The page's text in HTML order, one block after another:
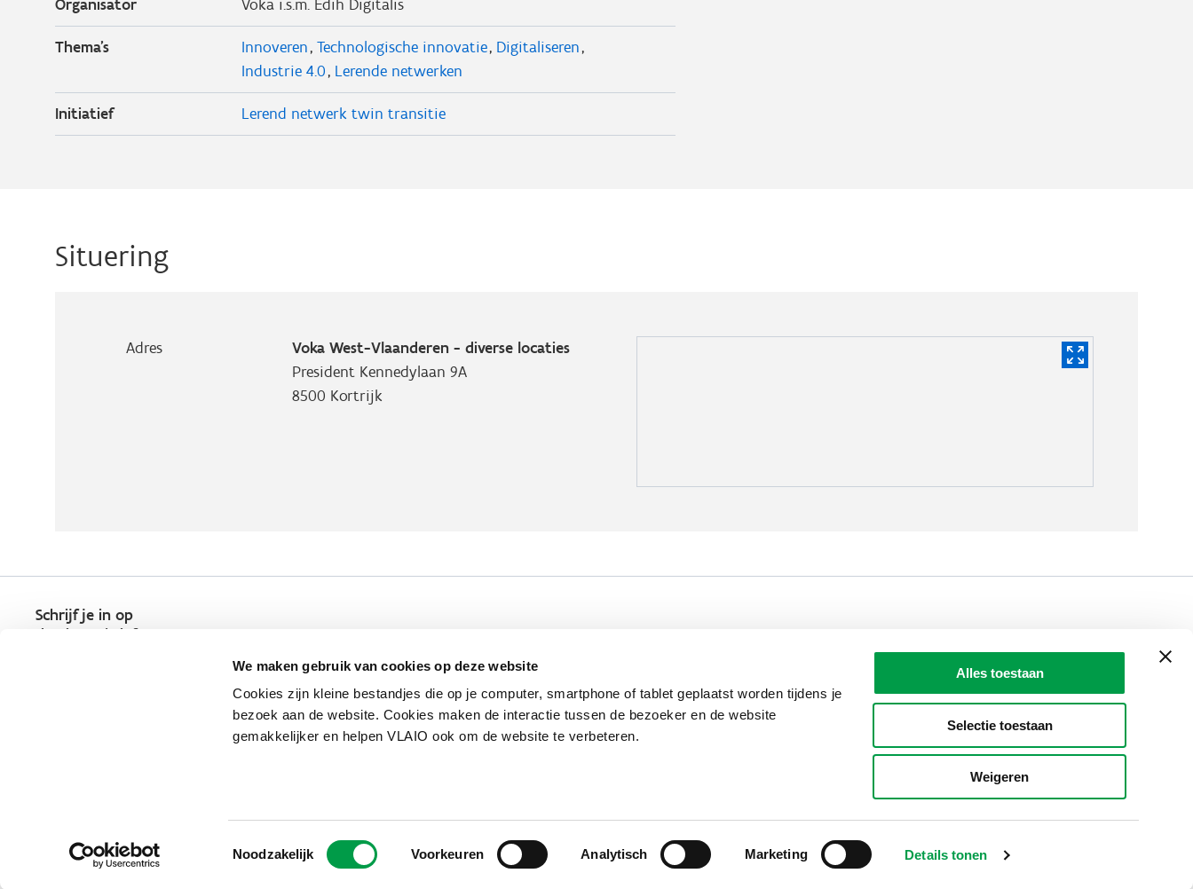
We maken gebruik van cookies op deze website
Cookies zijn kleine bestandjes die op je computer, smartphone of tablet geplaatst worden tijdens je
bezoek aan de website. Cookies maken de interactie tussen de bezoeker en de website
gemakkelijker en helpen VLAIO ook om de website te verbeteren.
Toestemmingsselectie
Noodzakelijk Voorkeuren Analytisch Marketing Details tonen
Alles toestaan
Selectie toestaan
Weigeren
Organisator Voka i.s.m. Edih Digitalis
Thema's Innoveren Technologische innovatie Digitaliseren
Industrie 4.0 Lerende netwerken
Initiatief Lerend netwerk twin transitie
Situering
Adres
Voka West-Vlaanderen - diverse locaties
President Kennedylaan 9A
8500 Kortrijk
Schrijf je in op
de nieuwsbrief
Communicatieverplichtingen & logo'sKlachten, meldingen & fraudebestrijding
uitgegeven door VLAIO
PRIVACYBELEID
TOEGANKELIJKHEID COOKIES